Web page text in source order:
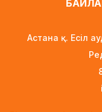
Футболдан
1 күн бұрын
кезінде қаза
Астана қ. Есіл